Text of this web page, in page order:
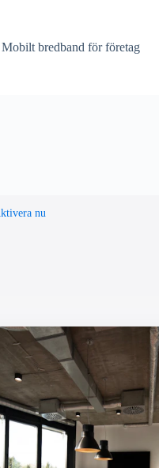
Mobilt bredband för företag
nu